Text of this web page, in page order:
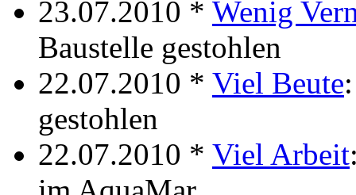
23.07.2010 * Wenig
Baustelle gestohlen
22.07.2010 * Viel Beute
gestohlen
22.07.2010 * Viel Arbeit